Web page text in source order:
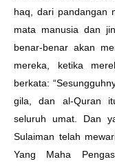
haq, dari pandangan
mata manusia dan
benar-benar akan
mereka, ketika
berkata:
gila, dan al-Quran
seluruh umat. Dan
Sulaiman telah
Yang Maha